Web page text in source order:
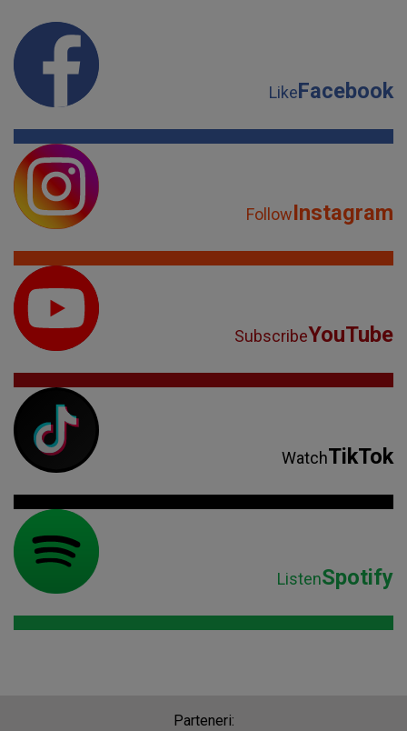
LikeFacebook
FollowInstagram
SubscribeYouTube
WatchTikTok
ListenSpotify
Parteneri: